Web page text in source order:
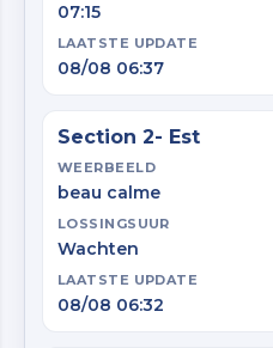
07:15
LAATSTE UPDATE
08/08 06:37
Section 2- Est
WEERBEELD
beau calme
LOSSINGSUUR
Wachten
LAATSTE UPDATE
08/08 06:32